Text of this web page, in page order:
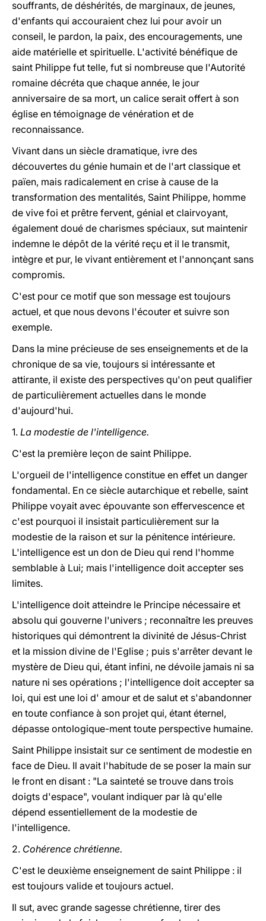
souffrants, de déshérités, de marginaux, de jeunes,
d'enfants qui accouraient chez lui pour avoir un
conseil, le pardon, la paix, des encouragements, une
aide matérielle et spirituelle. L'activité bénéfique de
saint Philippe fut telle, fut si nombreuse que l'Autorité
romaine décréta que chaque année, le jour
anniversaire de sa mort, un calice serait offert à son
église en témoignage de vénération et de
reconnaissance.
Vivant dans un siècle dramatique, ivre des
découvertes du génie humain et de l'art classique et
païen, mais radicalement en crise à cause de la
transformation des mentalités, Saint Philippe, homme
de vive foi et prêtre fervent, génial et clairvoyant,
également doué de charismes spéciaux, sut maintenir
indemne le dépôt de la vérité reçu et il le transmit,
intègre et pur, le vivant entièrement et l'annonçant sans
compromis.
C'est pour ce motif que son message est toujours
actuel, et que nous devons l'écouter et suivre son
exemple.
Dans la mine précieuse de ses enseignements et de la
chronique de sa vie, toujours si intéressante et
attirante, il existe des perspectives qu'on peut qualifier
de particulièrement actuelles dans le monde
d'aujourd'hui.
1. La modestie de l'intelligence.
C'est la première leçon de saint Philippe.
L'orgueil de l'intelligence constitue en effet un danger
fondamental. En ce siècle autarchique et rebelle, saint
Philippe voyait avec épouvante son effervescence et
c'est pourquoi il insistait particulièrement sur la
modestie de la raison et sur la pénitence intérieure.
L'intelligence est un don de Dieu qui rend l'homme
semblable à Lui; mais l'intelligence doit accepter ses
limites.
L'intelligence doit atteindre le Principe nécessaire et
absolu qui gouverne l'univers ; reconnaître les preuves
historiques qui démontrent la divinité de Jésus-Christ
et la mission divine de l'Eglise ; puis s'arrêter devant le
mystère de Dieu qui, étant infini, ne dévoile jamais ni sa
nature ni ses opérations ; l'intelligence doit accepter sa
loi, qui est une loi d' amour et de salut et s'abandonner
en toute confiance à son projet qui, étant éternel,
dépasse ontologique-ment toute perspective humaine.
Saint Philippe insistait sur ce sentiment de modestie en
face de Dieu. Il avait l'habitude de se poser la main sur
le front en disant : "La sainteté se trouve dans trois
doigts d'espace", voulant indiquer par là qu'elle
dépend essentiellement de la modestie de
l'intelligence.
2. Cohérence chrétienne.
C'est le deuxième enseignement de saint Philippe : il
est toujours valide et toujours actuel.
Il sut, avec grande sagesse chrétienne, tirer des